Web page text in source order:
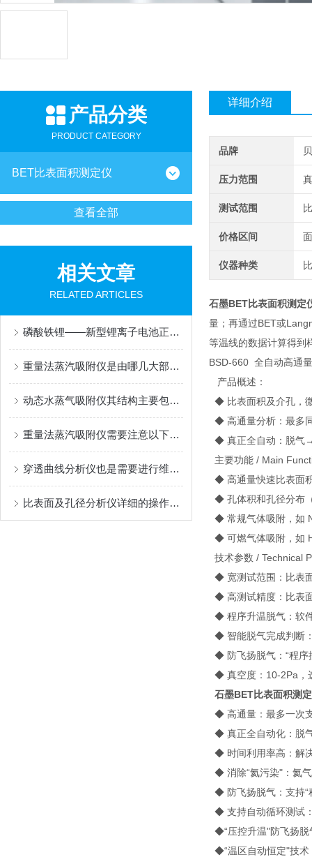
产品分类
PRODUCT CATEGORY
BET比表面积测定仪
查看全部
相关文章
RELATED ARTICLES
磷酸铁锂——新型锂离子电池正极材料比表面积测试
重量法蒸汽吸附仪是由哪几大部分组成的呢？
动态水蒸气吸附仪其结构主要包括以下几个部分
重量法蒸汽吸附仪需要注意以下事项
穿透曲线分析仪也是需要进行维护保养的
比表面及孔径分析仪详细的操作流程如下
详细介绍
品牌
压力范围
测试范围
价格区间
仪器种类
石墨BET比表面积测定
量；再通过BET或
等温线的数据计算得到
BSD-660 全自动高通
产品概述：
◆ 比表面积及介孔，
◆ 高通量分析：最多
◆ 真正全自动：脱气
主要功能 / Main
◆ 高通量快速比表面
◆ 孔体积和孔径分布
◆ 常规气体吸附，如
◆ 可燃气体吸附，如
技术参数 / Technical
◆ 宽测试范围：比表
◆ 高测试精度：比表
◆ 程序升温脱气：软
◆ 智能脱气完成判断
◆ 防飞扬脱气：“程序
◆ 真空度：10-2Pa，
石墨BET比表面积测
◆ 高通量：最多一次
◆ 真正全自动化：脱
◆ 时间利用率高：解
◆ 消除“氦污染"：氦
◆ 防飞扬脱气：支持“
◆ 支持自动循环测试
◆“压控升温"防飞扬脱
◆“温区自动恒定"技术